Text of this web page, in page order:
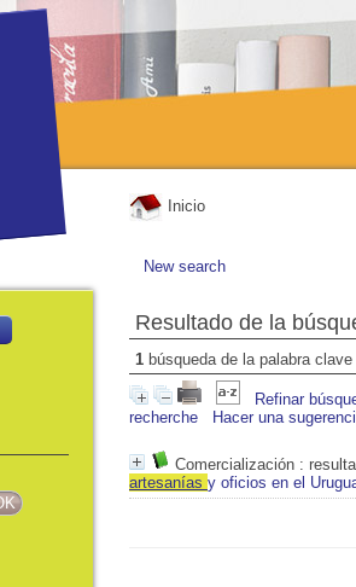
Inicio
New search
Resultado de la
1 búsqueda de la palabra clave
Refinar
recherche
Hacer una
Comercialización :
artesanías y oficios en el